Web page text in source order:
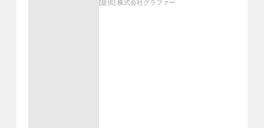
[提供] 株式会社グラファー